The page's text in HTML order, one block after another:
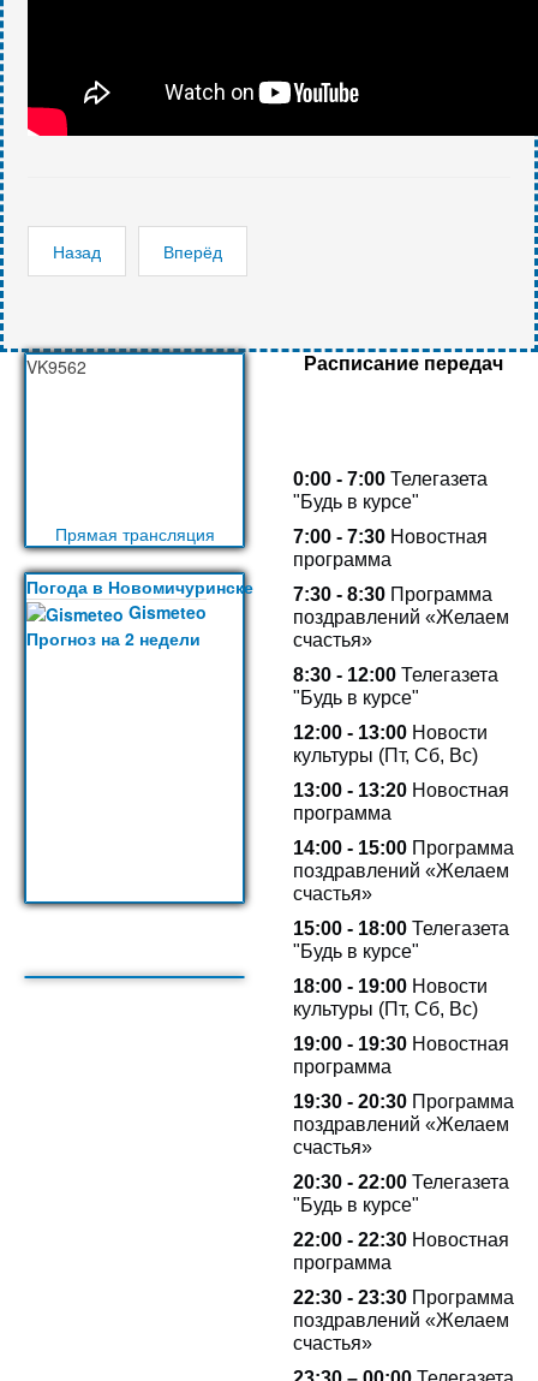
Назад Вперёд
VK9562
Прямая трансляция
Погода в Новомичуринске
Gismeteo
Прогноз на 2 недели
Расписание передач
0:00 - 7:00 Телегазета
"Будь в курсе"
7:00 - 7:30 Новостная
программа
7:30 - 8:30 Программа
поздравлений «Желаем
счастья»
8:30 - 12:00 Телегазета
"Будь в курсе"
12:00 - 13:00 Новости
культуры (Пт, Сб, Вс)
13:00 - 13:20 Новостная
программа
14:00 - 15:00 Программа
поздравлений «Желаем
счастья»
15:00 - 18:00 Телегазета
"Будь в курсе"
18:00 - 19:00 Новости
культуры (Пт, Сб, Вс)
19:00 - 19:30 Новостная
программа
19:30 - 20:30 Программа
поздравлений «Желаем
счастья»
20:30 - 22:00 Телегазета
"Будь в курсе"
22:00 - 22:30 Новостная
программа
22:30 - 23:30 Программа
поздравлений «Желаем
счастья»